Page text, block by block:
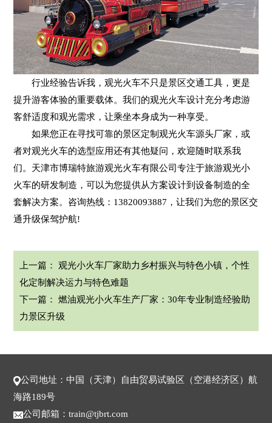
行业经验告诉我，观光火车不只是景区交通工具，更是
提升游客体验的重要载体。我们的观光火车设计充分考虑游
客舒适度和观光需求，让乘坐本身成为一种享受。
如果您正在寻找可靠的景区定制观光火车源头厂家，或
者对观光火车的选型应用还有其他疑问，欢迎随时联系我
们。天津市博瑞特旅游观光火车有限公司专注于旅游观光小
火车的研发制造，可以为您提供从方案设计到设备制造的全
套解决方案。咨询热线：13820093887，让我们为您的景区交
通升级保驾护航!
上一篇： 观光小火车厂家助力乡村振兴与特色小镇，个性
化定制解决运力与特色难题
下一篇： 燃油观光小火车生产厂家：30年专业制造经验助
力景区升级
公司地址：中国（天津）自由贸易试验区（空港经济区）航
海路189号
公司邮箱：train@tjbrt.com